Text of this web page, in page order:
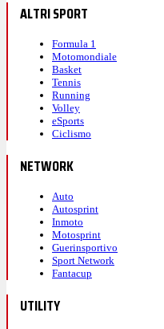
ALTRI SPORT
Formula 1
Motomondiale
Basket
Tennis
Running
Volley
eSports
Ciclismo
NETWORK
Auto
Autosprint
Inmoto
Motosprint
Guerinsportivo
Sport Network
Fantacup
UTILITY